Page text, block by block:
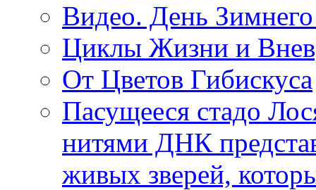
Видео. День
Циклы Жизни и
От Цветов Гибискуса
Пасущееся стадо
нитями ДНК
живых зверей,